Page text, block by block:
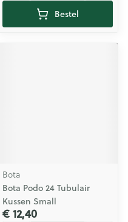
Bestel
Bota
Bota Podo 24 Tubulair
Kussen Small
€ 12,40